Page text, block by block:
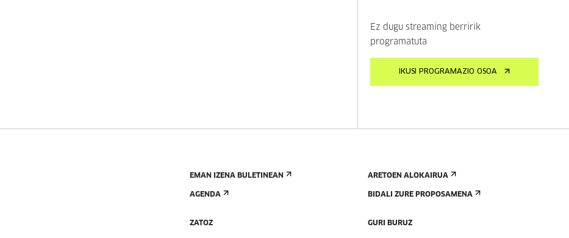
Ez dugu streaming berririk
programatuta
IKUSI PROGRAMAZIO OSOA
EMAN IZENA BULETINEAN
AGENDA
ZATOZ
ARETOEN ALOKAIRUA
BIDALI ZURE PROPOSAMENA
GURI BURUZ